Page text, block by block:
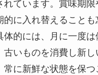
れています。賞味期
的に入れ替えることも
体的には、月に一度
古いものを消費し新
常に新鮮な状態を保つ